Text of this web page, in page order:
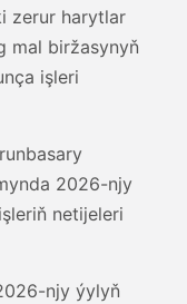
zerur harytlar
mal biržasynyň
işleri
2026-njy
netijeleri
njy ýylyň